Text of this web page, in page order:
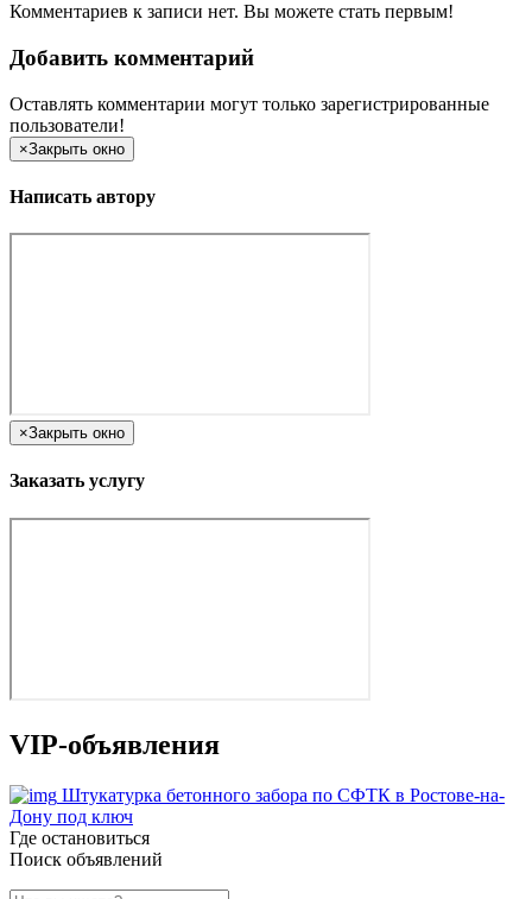
Комментариев к записи нет. Вы можете стать первым!
Добавить комментарий
Оставлять комментарии могут только зарегистрированные
пользователи!
×Закрыть окно
Написать автору
×Закрыть окно
Заказать услугу
VIP-объявления
Штукатурка бетонного забора по СФТК в Ростове-на-
Дону под ключ
Где остановиться
Поиск объявлений